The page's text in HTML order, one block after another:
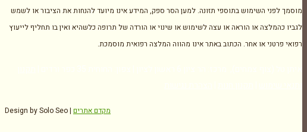
מוסמך לפני השימוש בתוספי תזונה. למען הסר ספק, המידע אינו מיועד להנחות את הציבור או לשמש
לגביו כהמלצה או הוראה או עצה לשימוש או שינוי או הורדה של תרופה כלשהיא ואין בו תחליף לייעוץ
רפואי פרטני או אחר. הכתוב באתר אינו מהווה המלצה רפואית מוסמכת.
Design by Solo Seo | מקדם אתרים